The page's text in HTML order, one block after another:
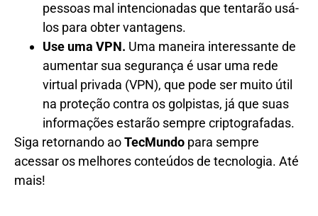
pessoas mal intencionadas que tentarão usá-
los para obter vantagens.
Use uma VPN. Uma maneira interessante de
aumentar sua segurança é usar uma rede
virtual privada (VPN), que pode ser muito útil
na proteção contra os golpistas, já que suas
informações estarão sempre criptografadas.
Siga retornando aoTecMundo para sempre
acessar os melhores conteúdos de tecnologia. Até
mais!